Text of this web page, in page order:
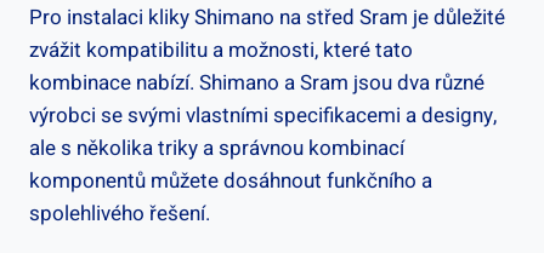
Pro instalaci kliky⁢ Shimano na střed ‍Sram je důležité
zvážit kompatibilitu a možnosti, které tato
kombinace nabízí. Shimano ‍a ⁣Sram jsou ‌dva různé
výrobci​ se⁤ svými ‍vlastními specifikacemi a designy,
ale s ‌několika triky a‍ správnou⁢ kombinací
komponentů můžete ‌dosáhnout funkčního a​
spolehlivého řešení.